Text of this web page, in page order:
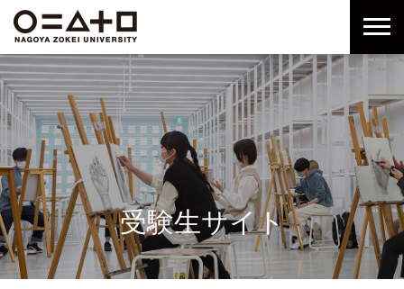
ー
バ
ル
ナ
ビ
ゲ
ー
シ
ョ
ン
へ
へ
カ
ル
ナ
ビ
ゲ
ー
シ
ョ
ン
へ
タ
ー
へ
受験生サイト